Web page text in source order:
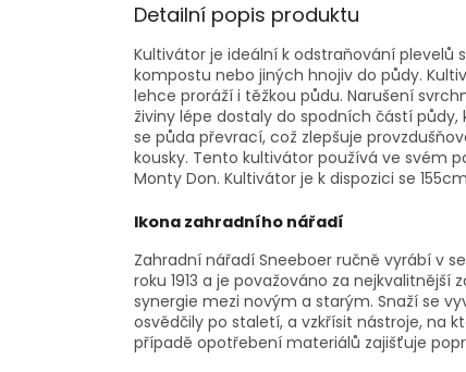
Detailní popis produktu
Kultivátor je ideální k odstraňování plevelů
kompostu nebo jiných hnojiv do půdy.
lehce proráží i těžkou půdu. Narušení
živiny lépe dostaly do spodních částí
se půda převrací, což zlepšuje
kousky. Tento kultivátor používá ve svém
Monty Don. Kultivátor je k dispozici se
Ikona zahradního nářadí
Zahradní nářadí Sneeboer ručně vyrábí v
roku 1913 a je považováno za
synergie mezi novým a starým. Snaží se
osvědčily po staletí, a vzkřísit nástroje, na
případě opotřebení materiálů zajišťuje